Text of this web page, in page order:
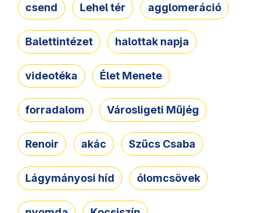
csend Lehel tér agglomeráció
Balettintézet halottak napja
videotéka Élet Menete
forradalom Városligeti Műjég
Renoir akác Szűcs Csaba
Lágymányosi híd ólomcsövek